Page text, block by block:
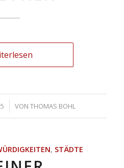
VONTHOMAS BOHL
, STÄDTE